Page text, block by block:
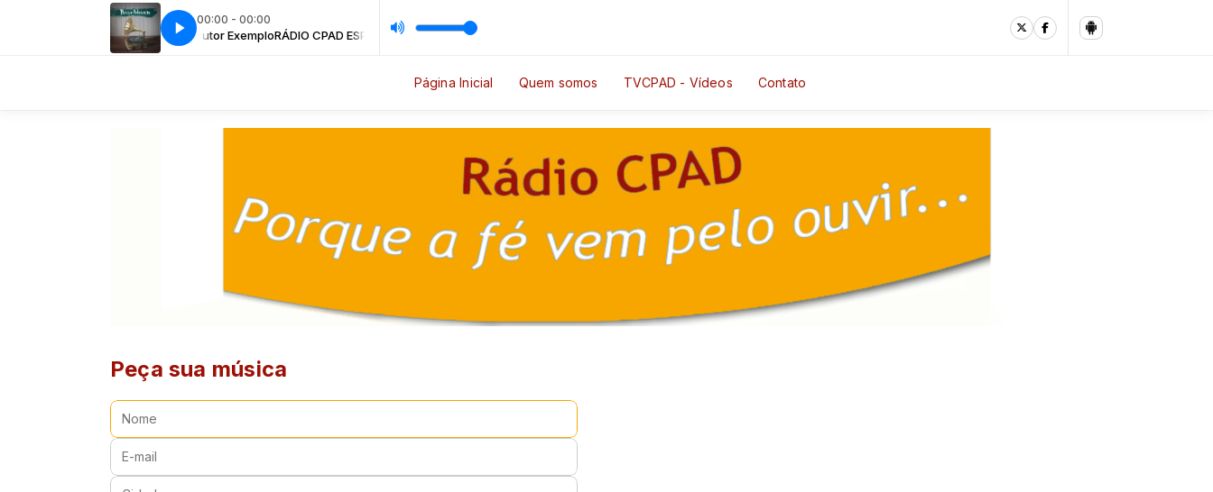
00:00 - 00:00
RÁDIO CPAD ESPECIAL com Locutor ExemploRÁDIO CPAD ESPECIAL com Locutor Exemplo
Laura Songuelis - Promessa (Ao Vivo)Laura Songuelis - Promessa (Ao Vivo)
Página Inicial Quem somos TVCPAD - Vídeos Contato
Peça sua música
Nome:
E-mail:
Cidade: